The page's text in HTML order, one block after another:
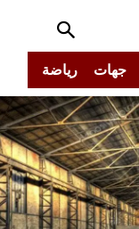
جهات رياضة